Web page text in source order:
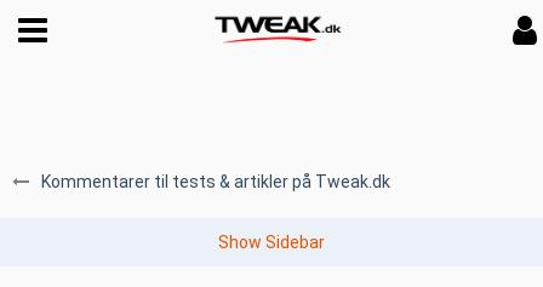
Kommentarer til tests & artikler på Tweak.dk